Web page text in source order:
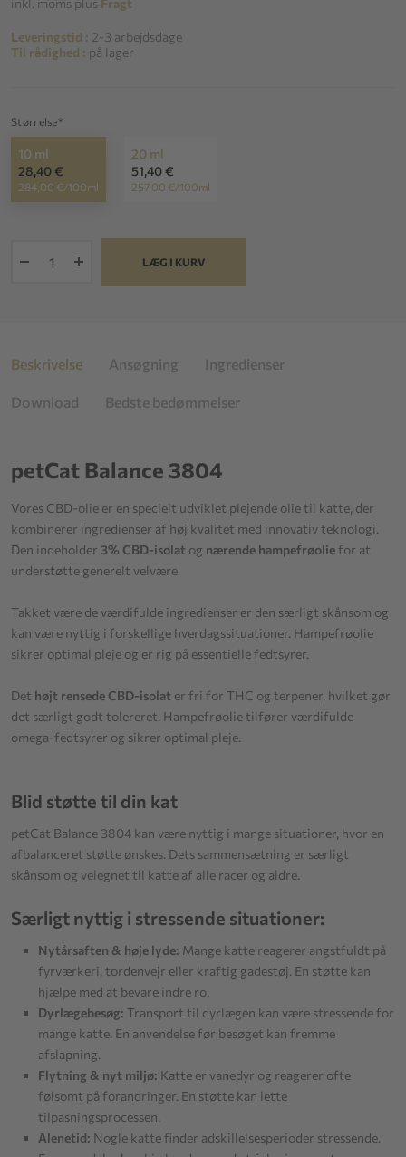
Leveringstid : 2-3 arbejdsdage
Til rådighed : på lager
Størrelse*
10 ml
28,40 €
284,00 €/100ml
20 ml
51,40 €
257,00 €/100ml
LÆG I KURV
Beskrivelse Ansøgning Ingredienser
Download Bedste bedømmelser
petCat Balance 3804
Vores CBD-olie er en specielt udviklet plejende olie til katte, der
kombinerer ingredienser af høj kvalitet med innovativ teknologi.
Den indeholder 3% CBD-isolat og nærende hampefrøoliefor at
understøtte generelt velvære.
Takket være de værdifulde ingredienser er den særligt skånsom og
kan være nyttig i forskellige hverdagssituationer. Hampefrøolie
sikrer optimal pleje og er rig på essentielle fedtsyrer.
Det højt rensede CBD-isolat er fri for THC og terpener, hvilket gør
det særligt godt tolereret. Hampefrøolie tilfører værdifulde
omega-fedtsyrer og sikrer optimal pleje.
Blid støtte til din kat
petCat Balance 3804 kan være nyttig i mange situationer, hvor en
afbalanceret støtte ønskes. Dets sammensætning er særligt
skånsom og velegnet til katte af alle racer og aldre.
Særligt nyttig i stressende situationer:
Nytårsaften & høje lyde: Mange katte reagerer angstfuldt på
fyrværkeri, tordenvejr eller kraftig gadestøj. En støtte kan
hjælpe med at bevare indre ro.
Dyrlægebesøg: Transport til dyrlægen kan være stressende for
mange katte. En anvendelse før besøget kan fremme
afslapning.
Flytning & nyt miljø: Katte er vanedyr og reagerer ofte
følsomt på forandringer. En støtte kan lette
tilpasningsprocessen.
Alenetid: Nogle katte finder adskillelsesperioder stressende.